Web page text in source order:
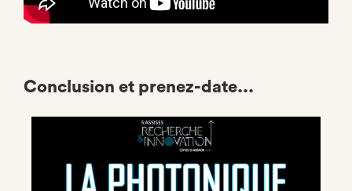
Conclusion et prenez-date...